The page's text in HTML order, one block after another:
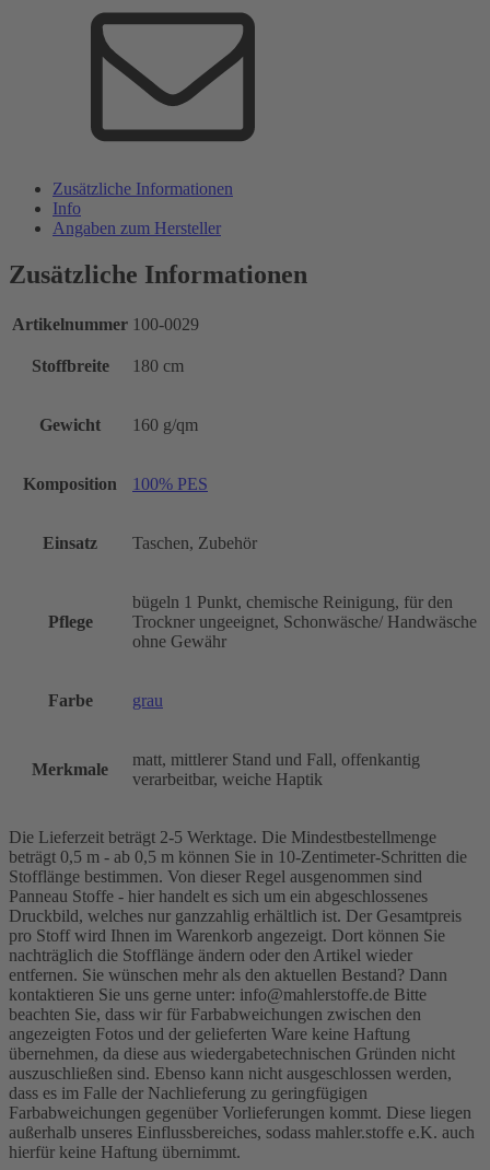
Zusätzliche Informationen
Info
Angaben zum Hersteller
Zusätzliche Informationen
Artikelnummer 100-0029
Stoffbreite 180 cm
Gewicht 160 g/qm
Komposition 100% PES
Einsatz Taschen, Zubehör
Pflege
bügeln 1 Punkt, chemische Reinigung, für den
Trockner ungeeignet, Schonwäsche/ Handwäsche
ohne Gewähr
Farbe grau
Merkmale
matt, mittlerer Stand und Fall, offenkantig
verarbeitbar, weiche Haptik
Die Lieferzeit beträgt 2-5 Werktage. Die Mindestbestellmenge
beträgt 0,5 m - ab 0,5 m können Sie in 10-Zentimeter-Schritten die
Stofflänge bestimmen. Von dieser Regel ausgenommen sind
Panneau Stoffe - hier handelt es sich um ein abgeschlossenes
Druckbild, welches nur ganzzahlig erhältlich ist. Der Gesamtpreis
pro Stoff wird Ihnen im Warenkorb angezeigt. Dort können Sie
nachträglich die Stofflänge ändern oder den Artikel wieder
entfernen. Sie wünschen mehr als den aktuellen Bestand? Dann
kontaktieren Sie uns gerne unter: info@mahlerstoffe.de Bitte
beachten Sie, dass wir für Farbabweichungen zwischen den
angezeigten Fotos und der gelieferten Ware keine Haftung
übernehmen, da diese aus wiedergabetechnischen Gründen nicht
auszuschließen sind. Ebenso kann nicht ausgeschlossen werden,
dass es im Falle der Nachlieferung zu geringfügigen
Farbabweichungen gegenüber Vorlieferungen kommt. Diese liegen
außerhalb unseres Einflussbereiches, sodass mahler.stoffe e.K. auch
hierfür keine Haftung übernimmt.